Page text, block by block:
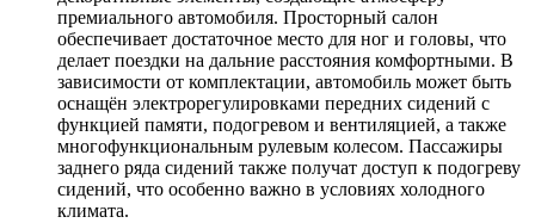
премиального автомобиля. Просторный салон
обеспечивает достаточное место для ног и головы, что
делает поездки на дальние расстояния комфортными. В
зависимости от комплектации, автомобиль может быть
оснащён электрорегулировками передних сидений с
функцией памяти, подогревом и вентиляцией, а также
многофункциональным рулевым колесом. Пассажиры
заднего ряда сидений также получат доступ к подогреву
сидений, что особенно важно в условиях холодного
климата.